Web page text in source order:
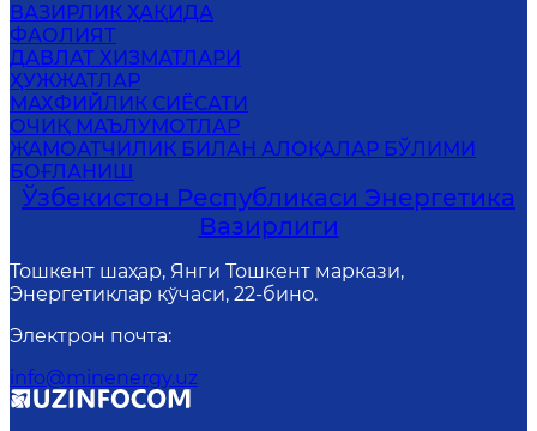
ВАЗИРЛИК ҲАҚИДА
ФАОЛИЯТ
ДАВЛАТ ХИЗМАТЛАРИ
ҲУЖЖАТЛАР
МАХФИЙЛИК СИЁСАТИ
ОЧИҚ МАЪЛУМОТЛАР
ЖАМОАТЧИЛИК БИЛАН АЛОҚАЛАР БЎЛИМИ
БОҒЛАНИШ
Ўзбекистон Республикаси Энергетика
Вазирлиги
Тошкент шаҳар, Янги Тошкент маркази,
Энергетиклар кўчаси, 22-бино.
Электрон почта:
info@minenergy.uz